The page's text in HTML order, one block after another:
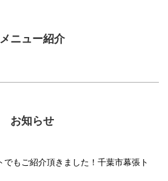
たで...
メニュー紹介
お知らせ
でもご紹介頂きました！千葉市幕張ト